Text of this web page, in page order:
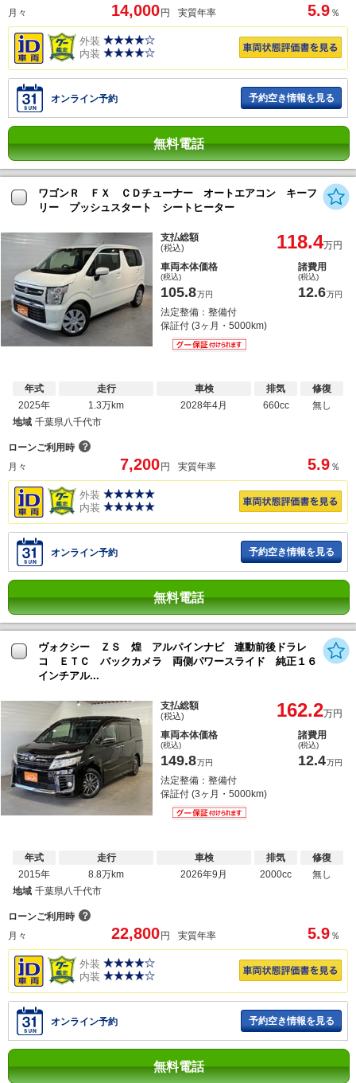
月々
14,000円 実質年率 5.9 ％
外装
内装
オンライン予約 予約空き情報を見る
無料電話
ワゴンＲ ＦＸ ＣＤチューナー オートエアコン キーフ
リー プッシュスタート シートヒーター
支払総額
(税込) 118.4万円
車両本体価格
(税込)
105.8万円
諸費用
(税込)
12.6万円
法定整備：整備付
保証付 (3ヶ月・5000km)
年式
2025年
走行
1.3万km
車検
2028年4月
排気
660cc
修復
無し
地域 千葉県八千代市
ローンご利用時 ？
月々
7,200 円 実質年率 5.9 ％
外装
内装
オンライン予約 予約空き情報を見る
無料電話
ヴォクシー ＺＳ 煌 アルパインナビ 連動前後ドラレ
コ ＥＴＣ バックカメラ 両側パワースライド 純正１６
インチアル...
支払総額
(税込) 162.2万円
車両本体価格
(税込)
149.8万円
諸費用
(税込)
12.4万円
法定整備：整備付
保証付 (3ヶ月・5000km)
年式
2015年
走行
8.8万km
車検
2026年9月
排気
2000cc
修復
無し
地域 千葉県八千代市
ローンご利用時 ？
月々
22,800 円 実質年率 5.9 ％
外装
内装
オンライン予約 予約空き情報を見る
無料電話